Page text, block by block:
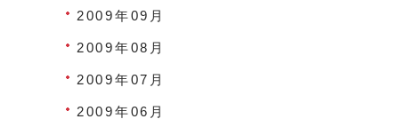
2009年09月
2009年08月
2009年07月
2009年06月